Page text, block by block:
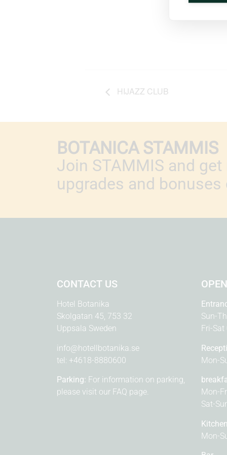
HIJAZZ CLUB
BOTANICA STAMMIS
Join STAMMIS and
upgrades and
CONTACT US
Hotel Botanika
Skolgatan 45, 753 32
Uppsala Sweden
info@hotellbotanika.se
tel: +4618-8880600
Parking: For information on parking,
please visit our FAQ page.
Sun-
Fri-
Mon-
Mon-
Sat-
Kitchen
Mon-